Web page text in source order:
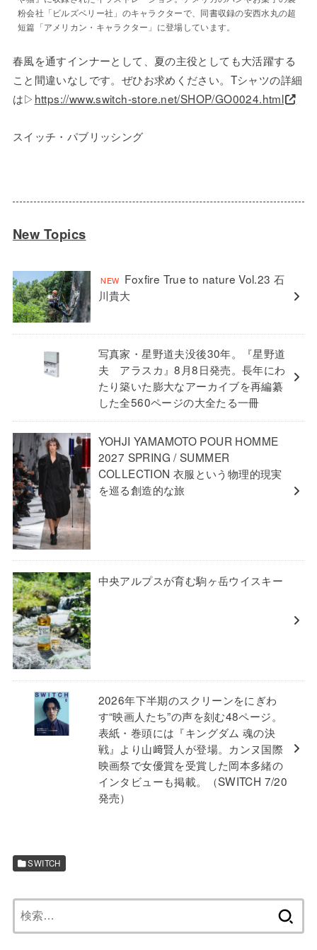
粉会社「ビルズベリー社」のキャラクターで、同書収録の安西水丸の超
短篇「アメリカン・キャラクター」に登場しています。
春風を通すインナーとして、夏の主役としても大活躍する
こと間違いなしです。ぜひお求めください。Tシャツの詳細
は▷ https://www.switch-store.net/SHOP/GO0024.html
スイッチ・パブリッシング
New Topics
Foxfire True to nature Vol.23 石
川貴大
写真家・星野道夫没後30年。『星野道
夫 アラスカ』8月8日発売。長年にわ
たり築いた膨大なアーカイブを再編纂
した全560ページの大全たる一冊
YOHJI YAMAMOTO POUR HOMME
2027 SPRING / SUMMER
COLLECTION 衣服という物理的現実
を巡る創造的な旅
中央アルプスが育む駒ヶ岳ウイスキー
2026年下半期のスクリーンをにぎわ
す“映画人たち”の声を刻む48ページ。
表紙・巻頭には『キングダム 魂の決
戦』より山﨑賢人が登場。カンヌ国際
映画祭で女優賞を受賞した岡本多緒の
インタビューも掲載。（SWITCH 7/20
発売）
SWITCH